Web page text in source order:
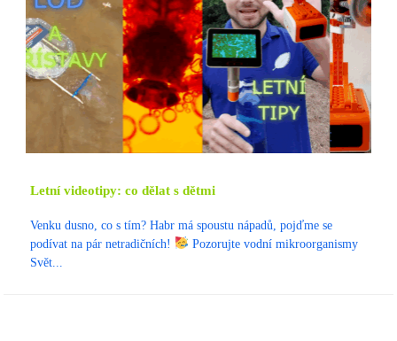
Letní videotipy: co dělat s dětmi
Venku dusno, co s tím? Habr má spoustu nápadů, pojďme se
podívat na pár netradičních!
Pozorujte vodní mikroorganismy
Svět...